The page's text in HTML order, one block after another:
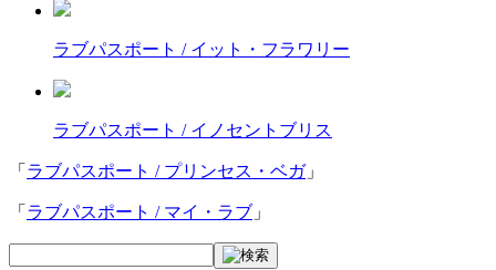
ラブパスポート / イット・フラワリー
ラブパスポート / イノセントブリス
「 ラブパスポート / プリンセス・ベガ」
「 ラブパスポート / マイ・ラブ 」